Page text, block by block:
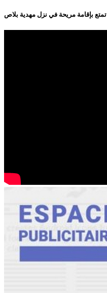
تمتع بإقامة مريحة في نزل مهدية بلاص